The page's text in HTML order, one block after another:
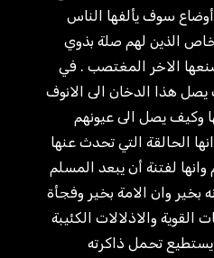
أوضاع سوف يألفها الناس
الذين لهم صلة بذوي
صنعها الاخر المغتصب . في
هذا الدخان الى الانوف
وكيف يصل الى عيونهم
الحالقة التي تحدث عنها
وانها لفتنة أن يبعد المسلم
وان الامة بخير وفجأة
والاذلالات الكئيبة
تحمل ذاكرته